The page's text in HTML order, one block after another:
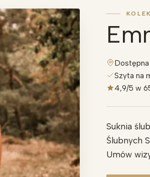
Szyta na
4,9/5 w
Suknia
Ślubnych
Umów